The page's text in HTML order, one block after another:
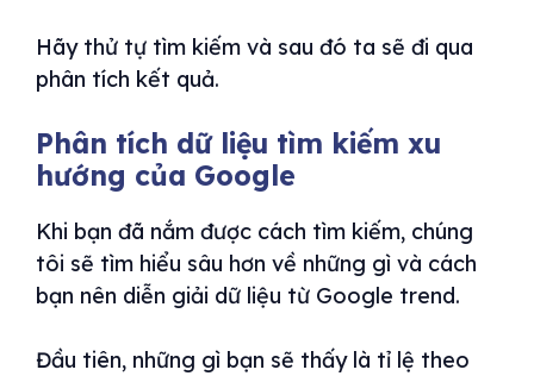
Hãy thử tự tìm kiếm và sau đó ta sẽ đi qua
phân tích kết quả.
Phân tích dữ liệu tìm kiếm xu
hướng của Google
Khi bạn đã nắm được cách tìm kiếm, chúng
tôi sẽ tìm hiểu sâu hơn về những gì và cách
bạn nên diễn giải dữ liệu từ Google trend.
Đầu tiên, những gì bạn sẽ thấy là tỉ lệ theo